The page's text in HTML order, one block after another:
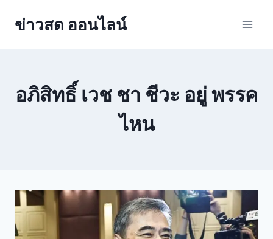
ข่าวสด ออนไลน์
อภิสิทธิ์ เวช ชา ชีวะ อยู่ พรรค
ไหน